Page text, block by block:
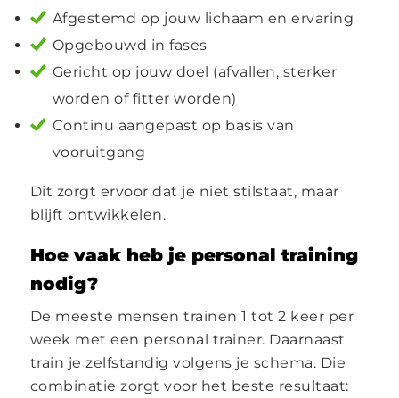
Afgestemd op jouw lichaam en ervaring
Opgebouwd in fases
Gericht op jouw doel (afvallen, sterker
worden of fitter worden)
Continu aangepast op basis van
vooruitgang
Dit zorgt ervoor dat je niet stilstaat, maar
blijft ontwikkelen.
Hoe vaak heb je personal training
nodig?
De meeste mensen trainen 1 tot 2 keer per
week met een personal trainer. Daarnaast
train je zelfstandig volgens je schema. Die
combinatie zorgt voor het beste resultaat: